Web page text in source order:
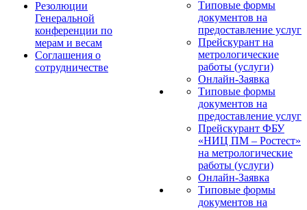
Резолюции
Генеральной
конференции по
мерам и весам
Соглашения о
сотрудничестве
Типовые формы
документов на
предоставление услуг
Прейскурант на
метрологические
работы (услуги)
Онлайн-Заявка
Типовые формы
документов на
предоставление услуг
Прейскурант ФБУ
«НИЦ ПМ – Ростест»
на метрологические
работы (услуги)
Онлайн-Заявка
Типовые формы
документов на